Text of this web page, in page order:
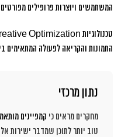
המשתמשים ויוצרות פרופילים
התמונות והקריאה לפעולה המתאימים
נתון מרכזי
מחקרים מראים כי קמפיינים
טוב יותר לתוכן שמדבר ישירות